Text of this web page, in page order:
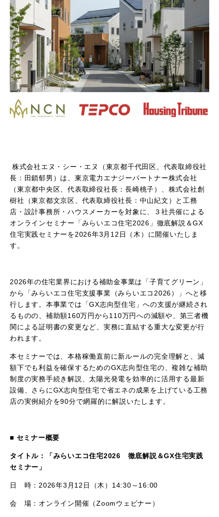
株式会社エヌ・シー・エヌ（東京都千代田区、代表取締役社
長：田鎖郁男）は、東京電力エナジーパートナー株式会社
（東京都中央区、代表取締役社長：長崎桃子）、株式会社創
樹社（東京都文京区、代表取締役社長：中山紀文）と工務
店・設計事務所・ハウスメーカーを対象に、３社共催による
オンラインセミナー「みらいエコ住宅2026」徹底解説＆GX
住宅実践セミナーを2026年3月12日（木）に開催いたしま
す。
2026年の住宅業界における補助金事業は「子育てグリーン」
から「みらいエコ住宅支援事業（みらいエコ 2026）」へと移
行します。本事業では「GX志向型住宅」への支援が継続され
るものの、補助額160万円から110万円への減額や、第三者機
関による証明書の変更など、実務に直結する重大な変更が行
われます。
本セミナーでは、本格稼働直前に新ルールの完全理解と、減
額下でも利益を確保するためのGX志向型住宅の、複雑な補助
制度の実務手続き解説、太陽光発電を効率的に活用する最新
設備、さらにGX志向型住宅で省エネの成果を上げている工務
店の実例紹介を90分で網羅的に解説いたします。
■ セミナー概要
タイトル：「みらいエコ住宅2026 徹底解説＆GX住宅実践
セミナー」
日 時： 2026年3 月 12 日（木） 14:30 ～ 16:00
会 場：オンライン開催（Zoomウェビナー）